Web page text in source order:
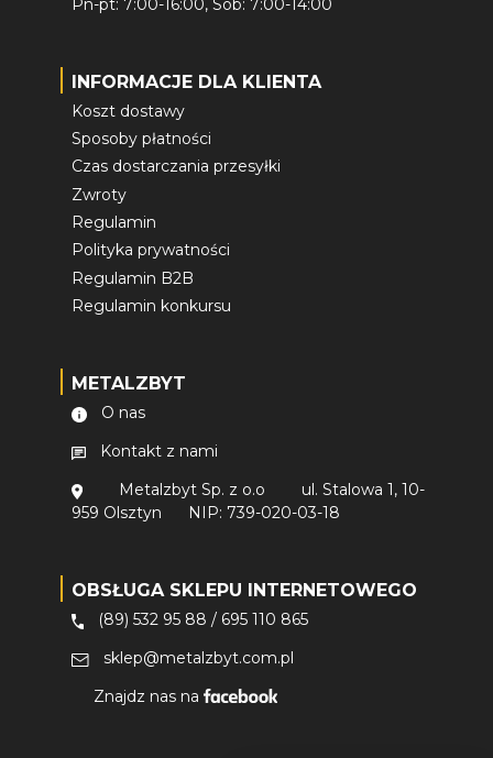
INFORMACJE DLA KLIENTA
Koszt dostawy
Sposoby płatności
Czas dostarczania przesyłki
Zwroty
Regulamin
Polityka prywatności
Regulamin B2B
Regulamin konkursu
METALZBYT
O nas
Kontakt z nami
Metalzbyt Sp. z o.o
ul. Stalowa 1, 10-
959 Olsztyn
NIP: 739-020-03-18
OBSŁUGA SKLEPU INTERNETOWEGO
(89) 532 95 88 / 695 110 865
sklep@metalzbyt.com.pl
Znajdz nas na